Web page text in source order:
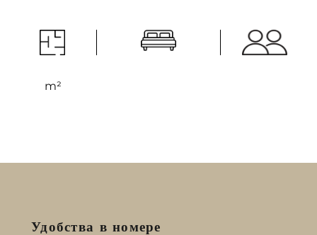
m²
Удобства в номере